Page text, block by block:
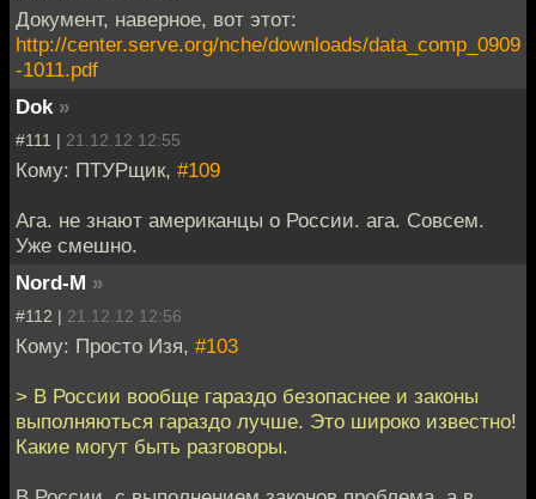
Документ, наверное, вот этот:
http://center.serve.org/nche/downloads/data_comp_0909
-1011.pdf
Dok »
#111 | 21.12.12 12:55
Кому: ПТУРщик, #109
Ага. не знают американцы о России. ага. Совсем.
Уже смешно.
Nord-M »
#112 | 21.12.12 12:56
Кому: Просто Изя, #103
> В России вообще гараздо безопаснее и законы
выполняються гараздо лучше. Это широко известно!
Какие могут быть разговоры.